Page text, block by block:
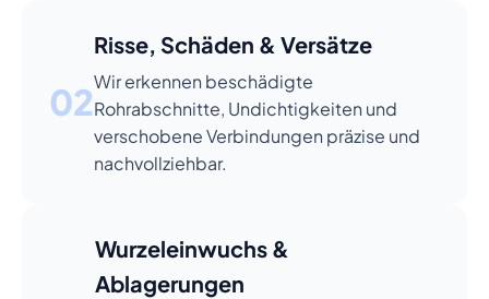
02
Risse, Schäden & Versätze
Wir erkennen beschädigte
Rohrabschnitte, Undichtigkeiten und
verschobene Verbindungen präzise und
nachvollziehbar.
Wurzeleinwuchs &
Ablagerungen